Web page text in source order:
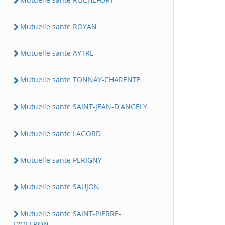
Mutuelle sante ROYAN
Mutuelle sante AYTRE
Mutuelle sante TONNAY-CHARENTE
Mutuelle sante SAINT-JEAN-D'ANGELY
Mutuelle sante LAGORD
Mutuelle sante PERIGNY
Mutuelle sante SAUJON
Mutuelle sante SAINT-PIERRE-